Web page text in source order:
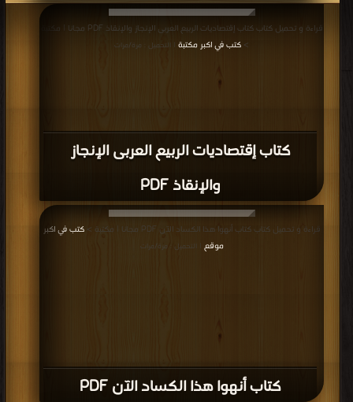
كتاب إقتصاديات الربيع العربى الإنجاز
والإنقاذ PDF
قراءة و تحميل كتاب كتاب إقتصاديات الربيع العربى الإنجاز والإنقاذ PDF مجانا | مكتبة
> كتب في اكبر مكتبة | التحميل : مرة/مرات
كتاب أنهوا هذا الكساد الآن PDF
قراءة و تحميل كتاب كتاب أنهوا هذا الكساد الآن PDF مجانا | مكتبة >
كتب في اكبر
موقع
| التحميل : مرة/مرات